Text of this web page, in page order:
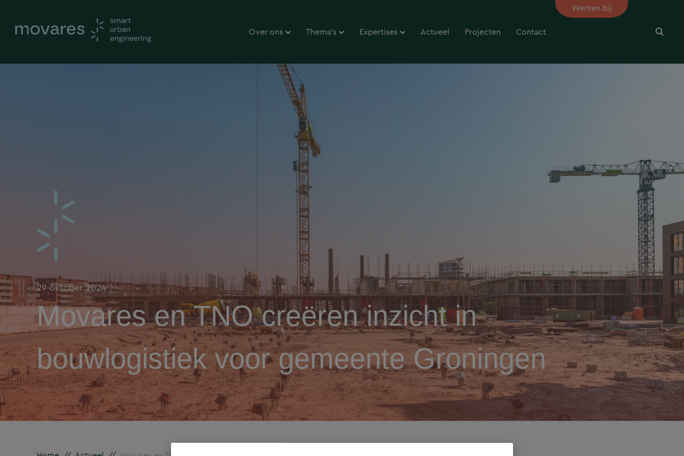
Over ons Thema’s Expertises Actueel Projecten Contact
Werken bij
29 oktober 2024
Movares en TNO creëren inzicht in
bouwlogistiek voor gemeente Groningen